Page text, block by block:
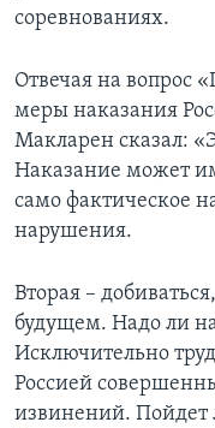
соревнованиях.
Отвечая на вопрос
меры наказания
Макларен сказал:
Наказание может
само фактическое
нарушения.
Вторая –
будущем. Надо ли
Исключительно
Россией
извинений. Пойдет